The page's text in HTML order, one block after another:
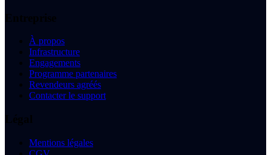
À propos
Infrastructure
Engagements
Programme partenaires
Revendeurs agréés
Contacter le support
Mentions légales